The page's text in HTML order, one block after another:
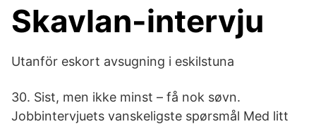
Skavlan-intervju
Utanför eskort avsugning i eskilstuna
30. Sist, men ikke minst – få nok søvn.
Jobbintervjuets vanskeligste spørsmål Med litt